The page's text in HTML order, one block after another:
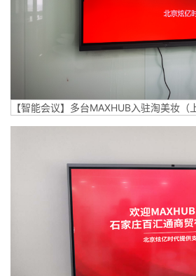
【智能会议】多台MAXHUB入驻淘美妆（